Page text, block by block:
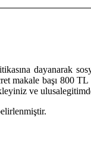
dayanarak
makale başı 800
ve